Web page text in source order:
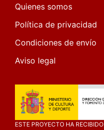
Quienes somos
Política de privacidad
Condiciones de envío
Aviso legal
ESTE PROYECTO HA RECIBIDO